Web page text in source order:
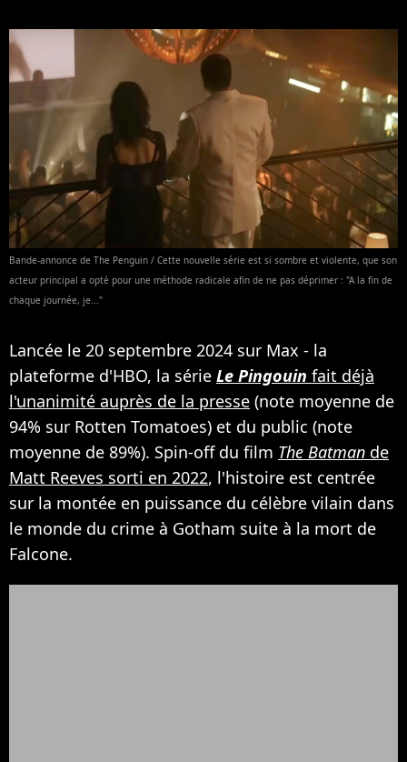
Bande-annonce de The Penguin / Cette nouvelle série est si sombre et violente, que son
acteur principal a opté pour une méthode radicale afin de ne pas déprimer : "A la fin de
chaque journée, je..."
Lancée le 20 septembre 2024 sur Max - la
plateforme d'HBO, la série Le Pingouin fait déjà
l'unanimité auprès de la presse (note moyenne de
94% sur Rotten Tomatoes) et du public (note
moyenne de 89%). Spin-off du film The Batman de
Matt Reeves sorti en 2022, l'histoire est centrée
sur la montée en puissance du célèbre vilain dans
le monde du crime à Gotham suite à la mort de
Falcone.